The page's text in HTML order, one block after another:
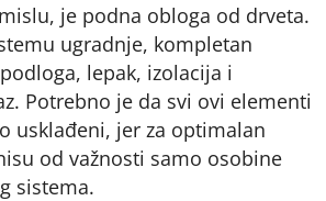
je podna obloga od drveta.
ugradnje, kompletan
lepak, izolacija i
Potrebno je da svi ovi elementi
usklađeni, jer za optimalan
od važnosti samo osobine
sistema.